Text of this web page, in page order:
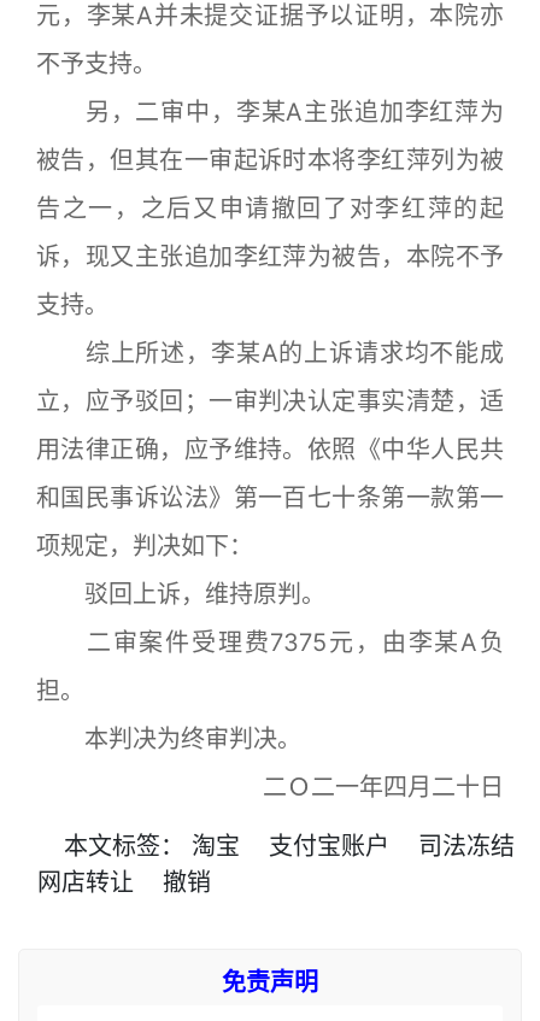
元，李某A并未提交证据予以证明，本院亦
不予支持。
另，二审中，李某A主张追加李红萍为
被告，但其在一审起诉时本将李红萍列为被
告之一，之后又申请撤回了对李红萍的起
诉，现又主张追加李红萍为被告，本院不予
支持。
综上所述，李某A的上诉请求均不能成
立，应予驳回；一审判决认定事实清楚，适
用法律正确，应予维持。依照《中华人民共
和国民事诉讼法》第一百七十条第一款第一
项规定，判决如下：
驳回上诉，维持原判。
二审案件受理费7375元，由李某A负
担。
本判决为终审判决。
二Ｏ二一年四月二十日
本文标签： 淘宝 支付宝账户
司法冻结
网店转让
撤销
免责声明